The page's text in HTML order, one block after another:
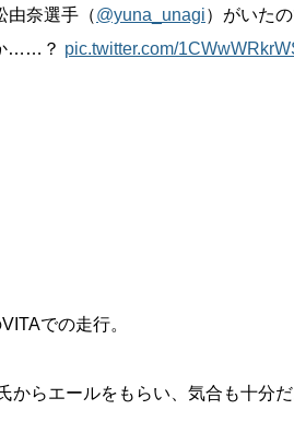
由奈選手（@yuna_unagi）がいた
……？ pic.twitter.com/
での走行。
らエールをもらい、気合も十分だ